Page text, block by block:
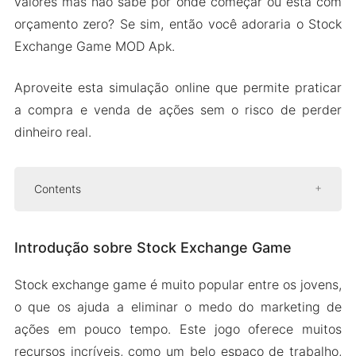
orçamento zero? Se sim, então você adoraria o Stock
Exchange Game MOD Apk.
Aproveite esta simulação online que permite praticar
a compra e venda de ações sem o risco de perder
dinheiro real.
Contents
Belo espaço de trabalho
Análise detalhada do gráfico
seção NOTÍCIAS
Versão Mod APK do Stock Exchange Game
Introdução sobre Stock Exchange Game
Stock exchange game é muito popular entre os jovens,
o que os ajuda a eliminar o medo do marketing de
ações em pouco tempo. Este jogo oferece muitos
recursos incríveis, como um belo espaço de trabalho,